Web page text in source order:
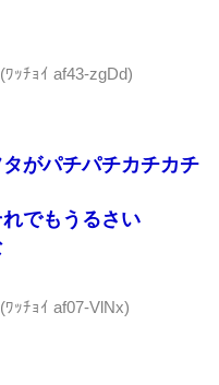
ｯﾁｮｲ af43-zgDd)
がパチパチカチカチ
でもうるさい
ｯﾁｮｲ af07-VlNx)